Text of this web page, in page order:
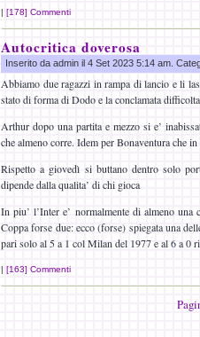
| [178] Commenti
Autocritica doverosa
Inserito da admin il 4 Set 2023 5:14 am.
Abbiamo due ragazzi in rampa di lancio e li
stato di forma di Dodo e la conclamata
Arthur dopo una partita e mezzo si e’
che almeno corre. Idem per Bonaventura che
Rispetto a giovedì si buttano dentro solo
dipende dalla qualita’ di chi gioca
In piu’ l’Inter e’ normalmente di almeno una
Coppa forse due: ecco (forse) spiegata una
pari solo al 5 a 1 col Milan del 1977 e al 6 a 0
| [163] Commenti